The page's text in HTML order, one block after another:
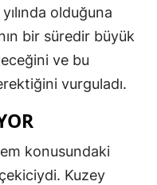
İzmir
Kars
Kırşehir
olduğuna
bir süredir büyük
ve bu
vurguladı.
konusundaki
Kuzey